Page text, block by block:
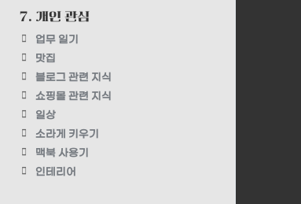
7. 개인 관심
업무 일기
맛집
블로그 관련 지식
쇼핑몰 관련 지식
일상
소라게 키우기
맥북 사용기
인테리어